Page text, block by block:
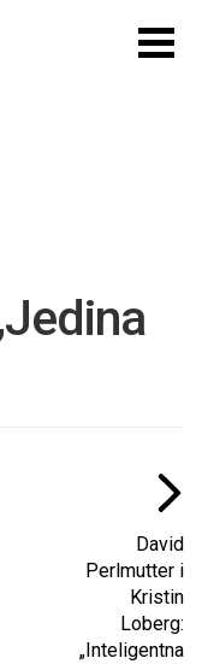
David
Perlmutter i
Kristin
Loberg:
„Inteligentna